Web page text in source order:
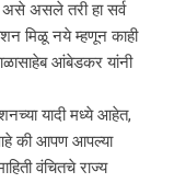
असे असले तरी हा सर्व
मिळू नये म्हणून काही
आंबेडकर यांनी
यादी मध्ये आहेत,
आहे की आपण आपल्या
वंचितचे राज्य